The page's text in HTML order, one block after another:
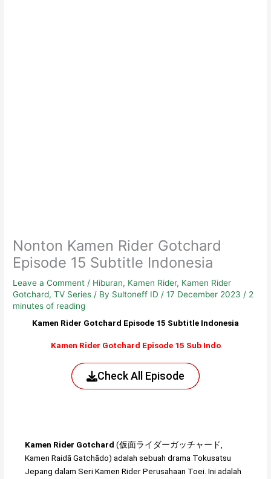
Nonton Kamen Rider Gotchard
Episode 15 Subtitle Indonesia
Leave a Comment / Hiburan, Kamen Rider, Kamen Rider
Gotchard,TV Series / By Sultoneff ID/17 December 2023/ 2
minutes of reading
Kamen Rider Gotchard Episode 15 Subtitle Indonesia
Kamen Rider Gotchard Episode 15 Sub Indo
Check All Episode
Kamen Rider Gotchard (仮面ライダーガッチャード,
Kamen Raidā Gatchādo) adalah sebuah drama Tokusatsu
Jepang dalam Seri Kamen Rider Perusahaan Toei. Ini adalah